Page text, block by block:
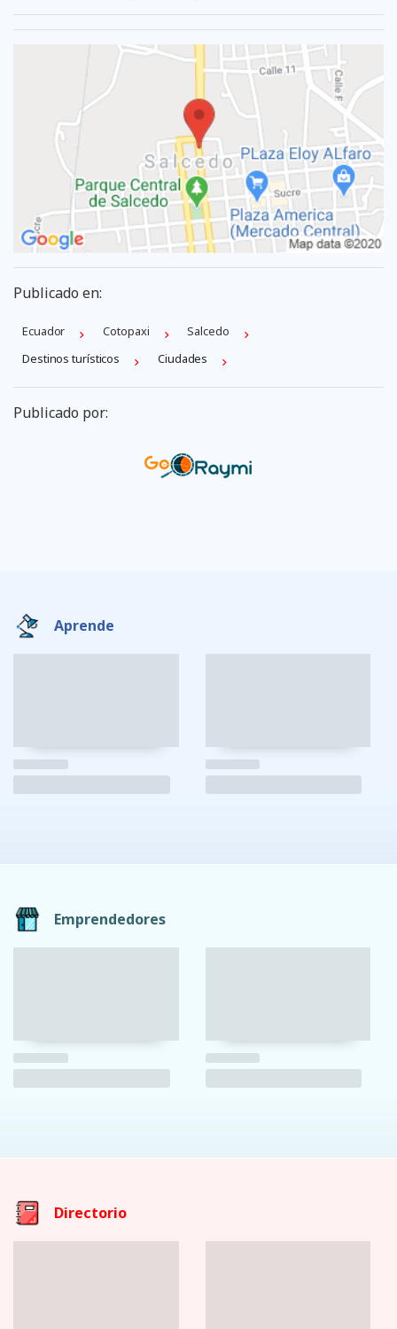
Publicado en:
Ecuador Cotopaxi
Salcedo
Destinos turísticos
Ciudades
Publicado por:
Aprende
Emprendedores
Directorio